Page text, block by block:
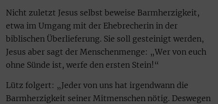
Nicht zuletzt Jesus selbst beweise Barmherzigkeit,
etwa im Umgang mit der Ehebrecherin in der
biblischen Überlieferung. Sie soll gesteinigt werden,
Jesus aber sagt der Menschenmenge: „Wer von euch
ohne Sünde ist, werfe den ersten Stein!“
Lütz folgert: „Jeder von uns hat irgendwann die
Barmherzigkeit seiner Mitmenschen nötig. Deswegen